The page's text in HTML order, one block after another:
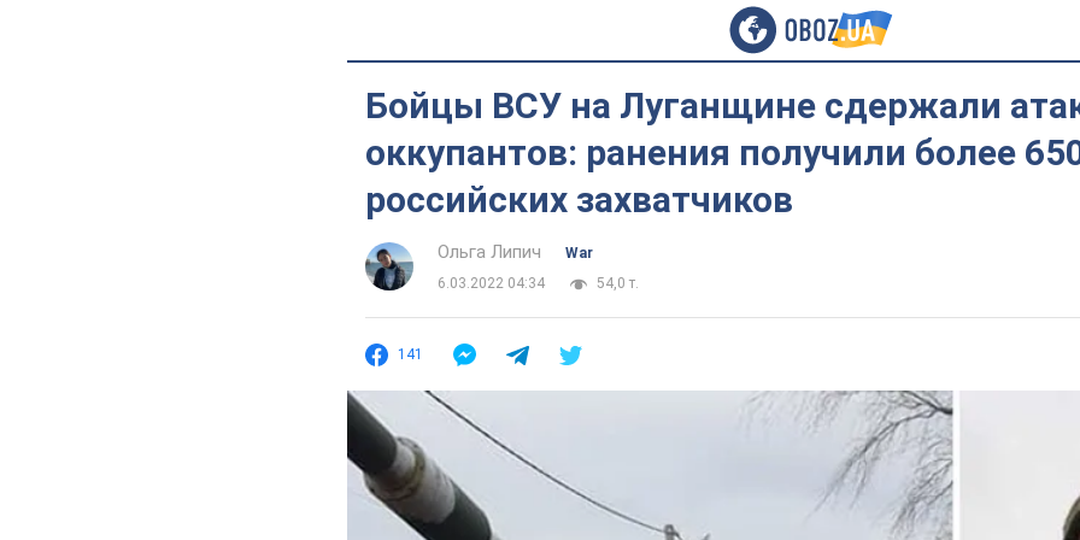
Бойцы ВСУ на Луганщине сдержали
оккупантов: ранения получили более
российских захватчиков
Ольга Липич
War
6.03.2022 04:34
54,0 т.
141